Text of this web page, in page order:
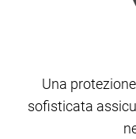
Una
sofisticata